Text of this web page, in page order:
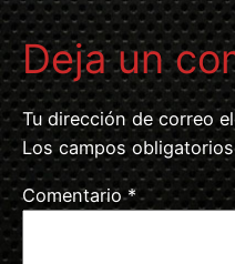
Deja un
Tu dirección de correo
Los campos
Comentario*